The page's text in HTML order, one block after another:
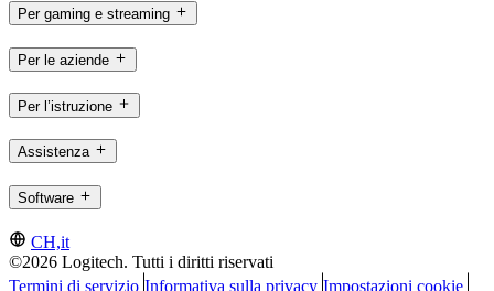
Per gaming e streaming
Per le aziende
Per l’istruzione
Assistenza
Software
CH,it
©2026 Logitech. Tutti i diritti riservati
Termini di servizio Informativa sulla privacy Impostazioni cookie